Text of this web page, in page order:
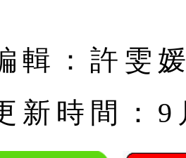
輯：許雯
新時間：